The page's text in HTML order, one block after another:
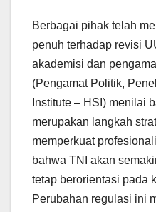
Berbagai pihak telah
penuh terhadap revisi
akademisi dan
(Pengamat Politik,
Institute – HSI) menilai
merupakan langkah
memperkuat
bahwa TNI akan
tetap berorientasi pada
Perubahan regulasi ini